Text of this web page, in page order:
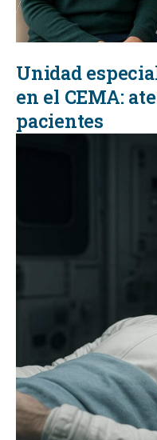
Unidad
en el CEMA:
pacientes